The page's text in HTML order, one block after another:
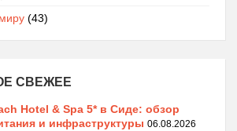
(43)
СВЕЖЕЕ
Hotel & Spa 5* в Сиде: обзор
и инфраструктуры 06.08.2026